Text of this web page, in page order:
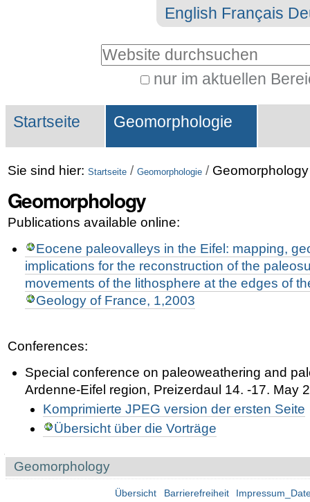
Direkt
zur
Navigation
BenutzerspezifischeEnglish Français
Website durchsuchen
nur im aktuellen
Suche…
Sektionen
Startseite Geomorphologie
Sie sind hier: Startseite / Geomorphologie / Geomorphology
Geomorphology
Publications available online:
Eocene paleovalleys in the Eifel: mapping,
implications for the reconstruction of the
movements of the lithosphere at the edges of
Geology of France, 1,2003
Conferences:
Special conference on paleoweathering and
Ardenne-Eifel region, Preizerdaul 14. -17. May
Komprimierte JPEG version der ersten Seite
Übersicht über die Vorträge
Navigation
Geomorphology
Übersicht Barrierefreiheit